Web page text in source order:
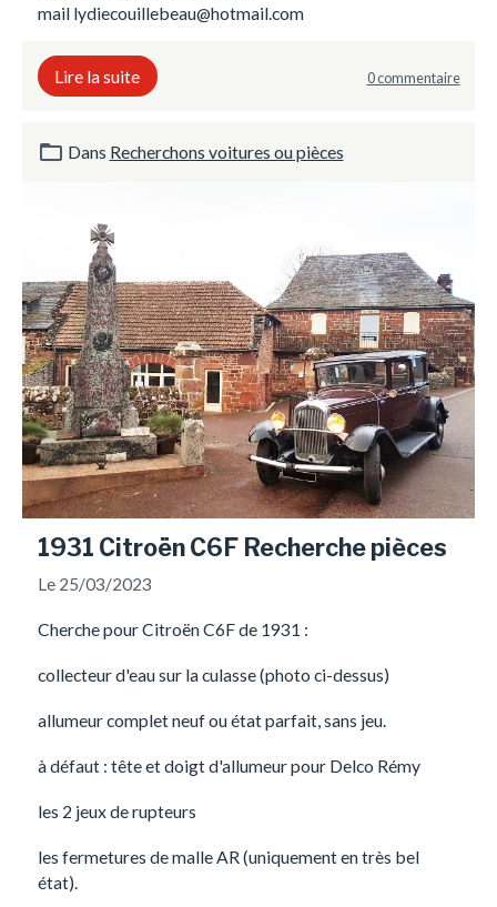
mail lydiecouillebeau@hotmail.com
Lire la suite 0 commentaire
Dans Recherchons voitures ou pièces
1931 Citroën C6F Recherche pièces
Le 25/03/2023
Cherche pour Citroën C6F de 1931 :
collecteur d'eau sur la culasse (photo ci-dessus)
allumeur complet neuf ou état parfait, sans jeu.
à défaut : tête et doigt d'allumeur pour Delco Rémy
les 2 jeux de rupteurs
les fermetures de malle AR (uniquement en très bel
état).